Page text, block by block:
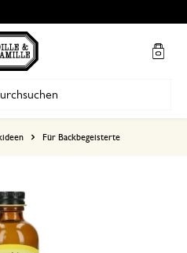
Für Backbegeisterte